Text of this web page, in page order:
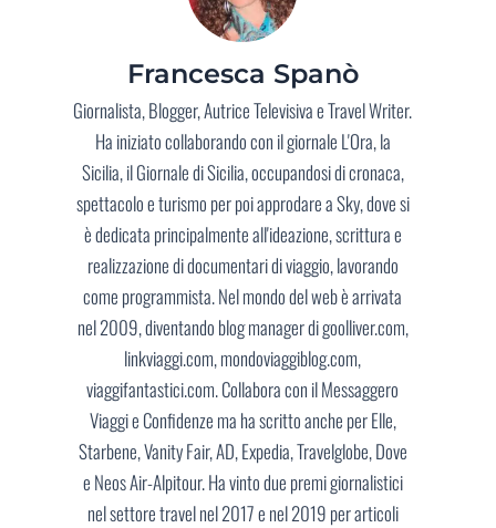
Francesca Spanò
Giornalista, Blogger, Autrice Televisiva e Travel Writer.
Ha iniziato collaborando con il giornale L'Ora, la
Sicilia, il Giornale di Sicilia, occupandosi di cronaca,
spettacolo e turismo per poi approdare a Sky, dove si
è dedicata principalmente all'ideazione, scrittura e
realizzazione di documentari di viaggio, lavorando
come programmista. Nel mondo del web è arrivata
nel 2009, diventando blog manager di goolliver.com,
linkviaggi.com, mondoviaggiblog.com,
viaggifantastici.com. Collabora con il Messaggero
Viaggi e Confidenze ma ha scritto anche per Elle,
Starbene, Vanity Fair, AD, Expedia, Travelglobe, Dove
e Neos Air-Alpitour. Ha vinto due premi giornalistici
nel settore travel nel 2017 e nel 2019 per articoli